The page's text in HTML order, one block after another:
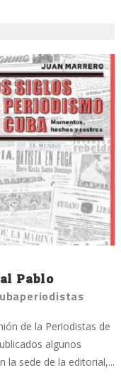
Pablo
de la Periodistas de
algunos
la sede de la editorial,...